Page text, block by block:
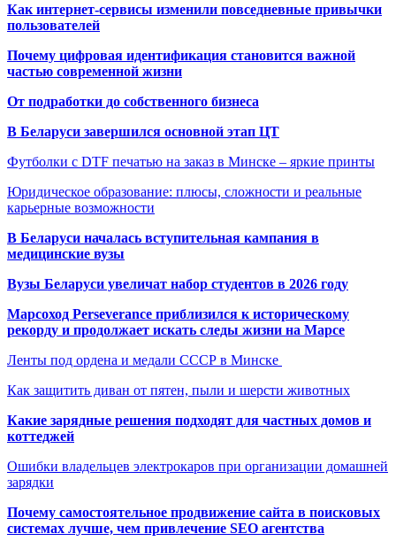
Как интернет-сервисы изменили повседневные привычки
пользователей
Почему цифровая идентификация становится важной
частью современной жизни
От подработки до собственного бизнеса
В Беларуси завершился основной этап ЦТ
Футболки с DTF печатью на заказ в Минске – яркие принты
Юридическое образование: плюсы, сложности и реальные
карьерные возможности
В Беларуси началась вступительная кампания в
медицинские вузы
Вузы Беларуси увеличат набор студентов в 2026 году
Марсоход Perseverance приблизился к историческому
рекорду и продолжает искать следы жизни на Марсе
Ленты под ордена и медали СССР в Минске
Как защитить диван от пятен, пыли и шерсти животных
Какие зарядные решения подходят для частных домов и
коттеджей
Ошибки владельцев электрокаров при организации домашней
зарядки
Почему самостоятельное продвижение сайта в поисковых
системах лучше, чем привлечение SEO агентства